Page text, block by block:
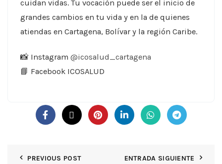
cuidan vidas. Tu vocación puede ser el inicio de
grandes cambios en tu vida y en la de quienes
atiendas en Cartagena, Bolívar y la región Caribe.
📸 Instagram @icosalud_cartagena
📘 Facebook ICOSALUD
PREVIOUS POST ENTRADA SIGUIENTE